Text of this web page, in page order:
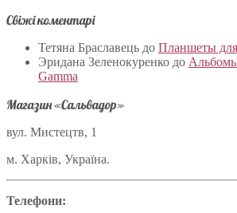
Свіжі коментарі
Тетяна Браславець до Планшеты
Эридана Зеленокуренко до
Gamma
Магазин «Сальвадор»
вул. Мистецтв, 1
м. Харків, Україна.
Телефони: